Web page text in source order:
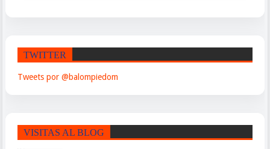
TWITTER
Tweets por @balompiedom
VISITAS AL BLOG